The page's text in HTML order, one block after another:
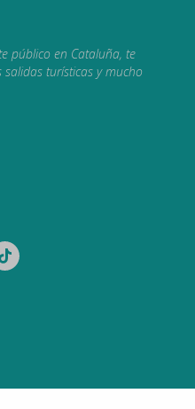
público en Cataluña, te
turísticas y mucho